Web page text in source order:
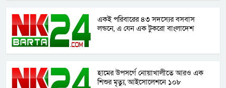
একই পরিবারের ৪৩ সদস্যের বসবাস
লন্ডনে, এ যেন এক টুকরো বাংলাদেশ
হামের উপসর্গে নোয়াখালীতে আরও এক
শিশুর মৃত্যু, আইসোলেশনে ১০৮